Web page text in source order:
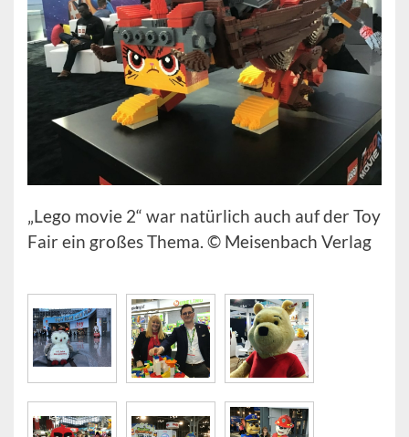
„Lego movie 2“ war natürlich auch auf der Toy
Fair ein großes Thema. © Meisenbach Verlag